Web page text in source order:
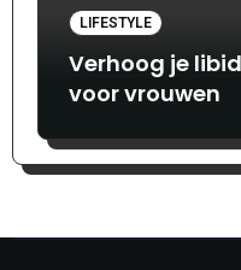
LIFESTYLE
Verhoog je
voor vrouwen